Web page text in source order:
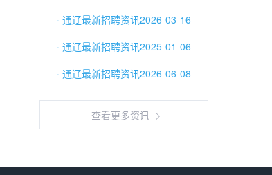
· 通辽最新招聘资讯2026-03-16
· 通辽最新招聘资讯2025-01-06
· 通辽最新招聘资讯2026-06-08
查看更多资讯